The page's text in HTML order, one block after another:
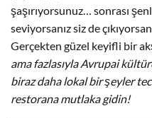
şaşırıyorsunuz… sonrası
seviyorsanız siz de
Gerçekten güzel keyifli bir
ama fazlasıyla Avrupai
biraz daha lokal bir şeyler
restorana mutlaka gidin!